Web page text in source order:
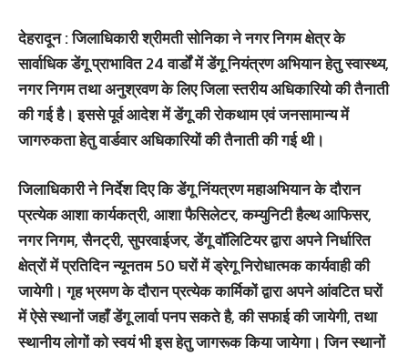
देहरादून : जिलाधिकारी श्रीमती सोनिका ने नगर निगम क्षेत्र के
सार्वाधिक डेंगू प्राभावित 24 वार्डों में डेंगू नियंत्रण अभियान हेतु स्वास्थ्य,
नगर निगम तथा अनुश्रवण के लिए जिला स्तरीय अधिकारियो की तैनाती
की गई है। इससे पूर्व आदेश में डेंगू की रोकथाम एवं जनसामान्य में
जागरुकता हेतु वार्डवार अधिकारियों की तैनाती की गई थी।
जिलाधिकारी ने निर्देश दिए कि डेंगू निंयत्रण महाअभियान के दौरान
प्रत्येक आशा कार्यकत्री, आशा फैसिलेटर, कम्युनिटी हैल्थ आफिसर,
नगर निगम, सैनट्री, सुपरवाईजर, डेंगू वॉलिटियर द्वारा अपने निर्धारित
क्षेत्रों में प्रतिदिन न्यूनतम 50 घरों में ड्रेगू निरोधात्मक कार्यवाही की
जायेगी। गृह भ्रमण के दौरान प्रत्येक कार्मिकों द्वारा अपने आंवटित घरों
में ऐसे स्थानों जहाँ डेंगू लार्वा पनप सकते है, की सफाई की जायेगी, तथा
स्थानीय लोगों को स्वयं भी इस हेतु जागरूक किया जायेगा। जिन स्थानों